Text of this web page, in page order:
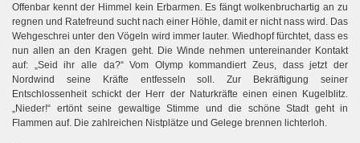
Offenbar kennt der Himmel kein Erbarmen. Es fängt wolkenbruchartig an zu
regnen und Ratefreund sucht nach einer Höhle, damit er nicht nass wird. Das
Wehgeschrei unter den Vögeln wird immer lauter. Wiedhopf fürchtet, dass es
nun allen an den Kragen geht. Die Winde nehmen untereinander Kontakt
auf: „Seid ihr alle da?“ Vom Olymp kommandiert Zeus, dass jetzt der
Nordwind seine Kräfte entfesseln soll. Zur Bekräftigung seiner
Entschlossenheit schickt der Herr der Naturkräfte einen einen Kugelblitz.
„Nieder!“ ertönt seine gewaltige Stimme und die schöne Stadt geht in
Flammen auf. Die zahlreichen Nistplätze und Gelege brennen lichterloh.